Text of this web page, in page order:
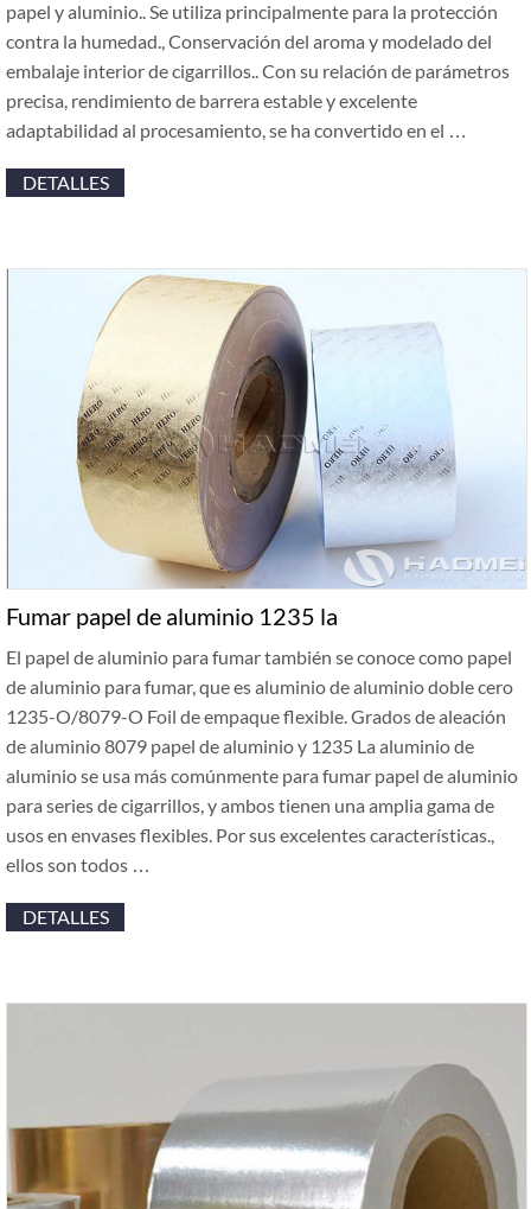
papel y aluminio.. Se utiliza principalmente para la protección
contra la humedad., Conservación del aroma y modelado del
embalaje interior de cigarrillos.. Con su relación de parámetros
precisa, rendimiento de barrera estable y excelente
adaptabilidad al procesamiento, se ha convertido en el …
DETALLES
Fumar papel de aluminio 1235 la
El papel de aluminio para fumar también se conoce como papel
de aluminio para fumar, que es aluminio de aluminio doble cero
1235-O/8079-O Foil de empaque flexible. Grados de aleación
de aluminio 8079 papel de aluminio y 1235 La aluminio de
aluminio se usa más comúnmente para fumar papel de aluminio
para series de cigarrillos, y ambos tienen una amplia gama de
usos en envases flexibles. Por sus excelentes características.,
ellos son todos …
DETALLES